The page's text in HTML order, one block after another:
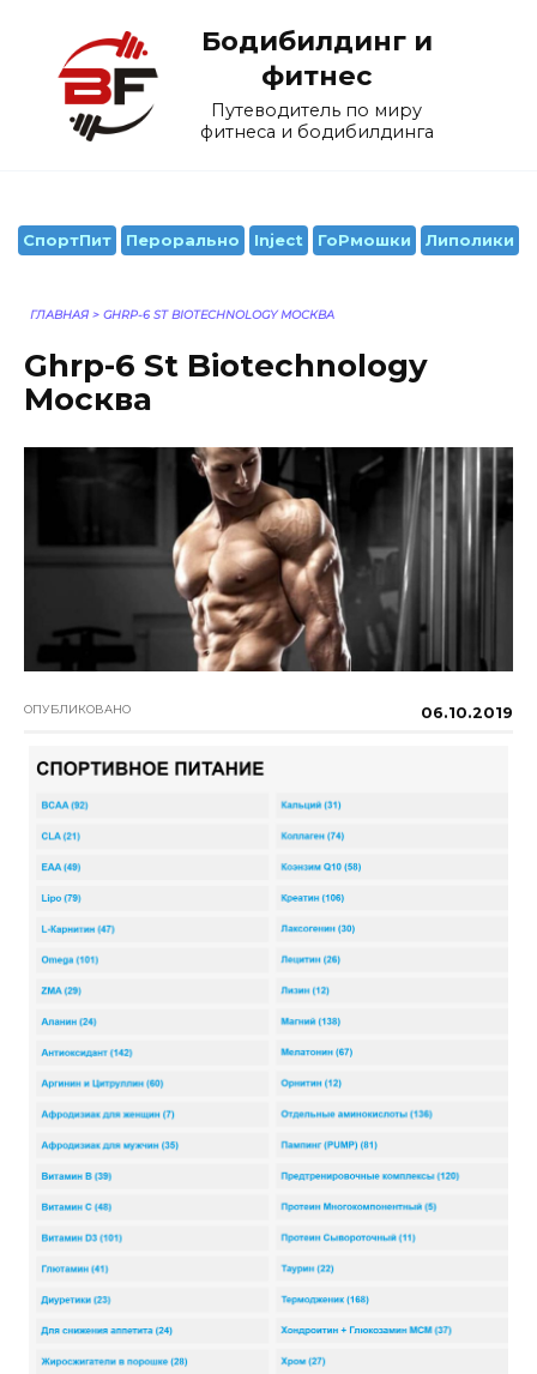
содержанию
Бодибилдинг и
фитнес
Путеводитель по миру
фитнеса и бодибилдинга
СпортПит Перорально Inject ГоРмошки Липолики
ГЛАВНАЯ > GHRP-6 ST BIOTECHNOLOGY МОСКВА
Ghrp-6 St Biotechnology
Москва
ОПУБЛИКОВАНО 06.10.2019